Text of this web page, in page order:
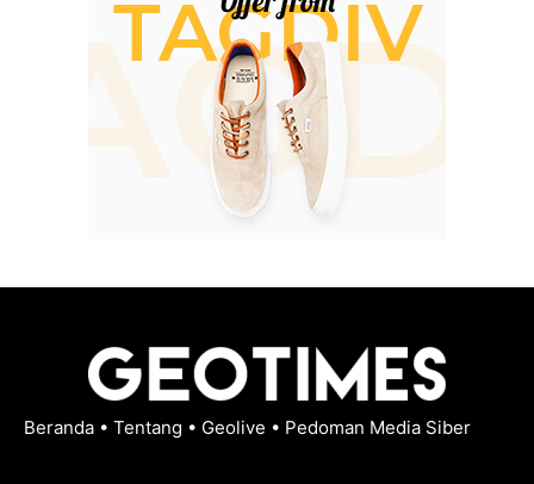
Beranda • Tentang • Geolive • Pedoman Media Siber